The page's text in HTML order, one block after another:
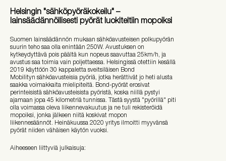
Helsingin "sähköpyöräkokeilu" –
lainsäädännöllisesti pyörät luokiteltiin mopoiksi
Suomen lainsäädännön mukaan sähköavusteisen polkupyörän
suurin teho saa olla enintään 250W. Avustuksen on
kytkeydyttävä pois päältä kun nopeus saavuttaa 25km/h, ja
avustus saa toimia vain poljettaessa. Helsingissä otettiin kesällä
2019 käyttöön 30 kappaletta sveitsiläisen Bond
Mobilityn sähköavusteisia pyöriä, jotka herättivät jo heti alusta
saakka voimakkaita mielipiteitä. Bond-pyörät erosivat
perinteisistä sähköavusteisista pyöristä, koska niillä pystyi
ajamaan jopa 45 kilometriä tunnissa. Tästä syystä "pyörillä" piti
olla voimassa oleva liikennevakuutus ja ne tuli rekisteröidä
mopoiksi, jonka jälkeen niitä koskivat mopon
liikennesäännöt. Heinäkuussa 2020 yritys ilmoitti myyvänsä
pyörät niiden vähäisen käytön vuoksi.
Aiheeseen liittyviä julkaisuja: